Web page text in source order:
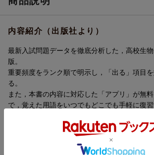
内容紹介（出版社より）
最新入試問題データを徹底分析した，高校生
版。
重要頻度をランク順で明示し，「出る」項目
る。
また，本書の内容に対応した「アプリ」が無
で，覚えた用語をいつでもどこでも手軽に復